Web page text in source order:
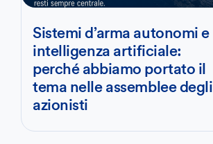
Sistemi d’arma autonomi e
intelligenza artificiale:
perché abbiamo portato il
tema nelle assemblee degli
azionisti